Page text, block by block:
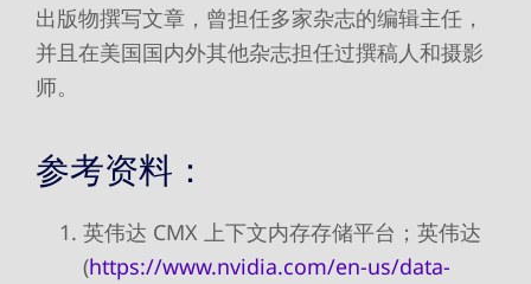
出版物撰写文章，曾担任多家杂志的编辑主任，
并且在美国国内外其他杂志担任过撰稿人和摄影
师。
参考资料：
英伟达 CMX 上下文内存存储平台；英伟达
(https://www.nvidia.com/en-us/data-